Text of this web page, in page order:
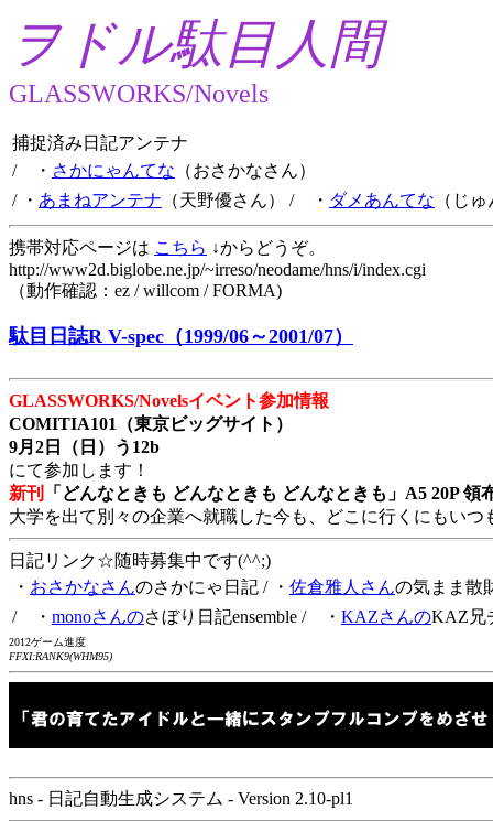
ヲドル駄目人間
GLASSWORKS/Novels
捕捉済み日記アンテナ
/ ・ さかにゃんてな （おさかなさん）
/ ・ あまねアンテナ （天野優さん） / ・ ダメあんてな （じ
携帯対応ページは こちら ↓からどうぞ。
http://www2d.biglobe.ne.jp/~irreso/neodame/hns/i/index.cgi
（動作確認：ez / willcom / FORMA)
駄目日誌R V-spec（1999/06～2001/07）
GLASSWORKS/Novelsイベント参加情報
COMITIA101（東京ビッグサイト）
9月2日（日）う12b
にて参加します！
新刊
「どんなときも どんなときも どんなときも」A5 20P 領
大学を出て別々の企業へ就職した今も、どこに行くにもい
日記リンク☆随時募集中です(^^;)
・ おさかなさんのさかにゃ日記 / ・ 佐倉雅人さんの気まま散
/ ・ monoさんのさぼり日記ensemble / ・ KAZさんのKAZ兄
2012ゲーム進度
FFXI:RANK9(WHM95)
hns - 日記自動生成システム - Version 2.10-pl1